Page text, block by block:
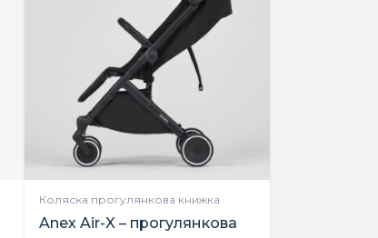
Коляска прогулянкова книжка
Anex Air-X – прогулянкова